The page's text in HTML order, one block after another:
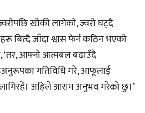
खोकी लागेको, ज्वरो घट्दै
बित्दै जाँदा श्वास फेर्न कठिन भएको
‘तर, आफ्नो आत्मबल बढाउँदै
गतिविधि गरे, आफूलाई
लागिरहें। अहिले आराम अनुभव गरेको छु।’